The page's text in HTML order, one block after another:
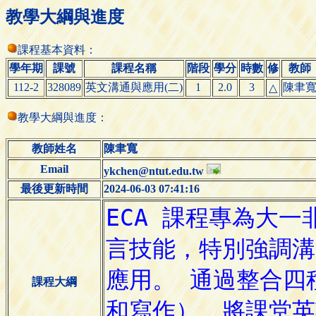
教學大綱與進度
課程基本資料：
學年期
課號 課程名稱 階段 學分 時數 修
教師
112-2
328089 英文溝通與應用(二) 1 2.0 3 △ 陳聿寬
教學大綱與進度：
教師姓名
陳聿寬
Email
ykchen@ntut.edu.tw
最後更新時間
2024-06-03 07:41:16
課程大綱